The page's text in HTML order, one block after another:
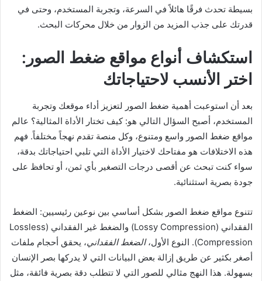
بسيطة تحدث فرقًا هائلاً في السرعة، وتجربة المستخدم، وحتى في
قدرتك على جذب المزيد من الزوار من خلال محركات البحث.
استكشاف أنواع مواقع ضغط الصور:
اختر الأنسب لاحتياجاتك
بعد أن استوعبت أهمية ضغط الصور لتعزيز أداء موقعك وتجربة
المستخدم، أصبح السؤال التالي هو: كيف تختار الأداة المثالية؟ عالم
مواقع ضغط الصور واسع ومتنوع، وكل منصة تقدم نهجاً مختلفاً. فهم
هذه الاختلافات هو مفتاحك لاختيار الأداة التي تلبي احتياجاتك بدقة،
سواء كنت تبحث عن أقصى درجات التصغير بأي ثمن، أو تحافظ على
جودة بصرية استثنائية.
تتنوع مواقع ضغط الصور بشكل أساسي بين نوعين رئيسيين: الضغط
الفقداني (Lossy Compression) والضغط غير الفقداني (Lossless
Compression). النوع الأول،
الضغط الفقداني، يحقق أحجام ملفات
أصغر بكثير عن طريق إزالة بعض البيانات التي لا يدركها بصر الإنسان
بسهولة. هذا النهج مثالي للصور التي لا تتطلب دقة بصرية فائقة، مثل